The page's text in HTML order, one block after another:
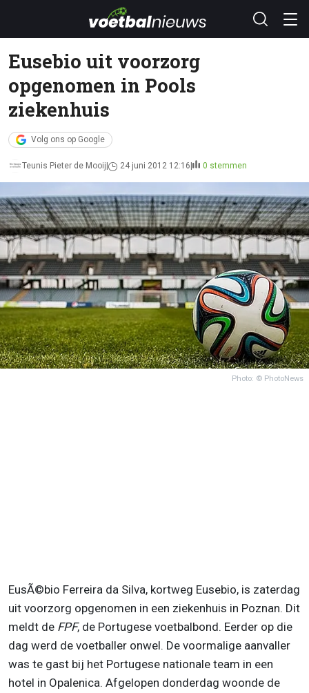
Eusebio uit voorzorg
opgenomen in Pools
ziekenhuis
Volg ons op Google
Teunis Pieter de Mooij 24 juni 2012 12:16 0 stemmen
Photo: © PhotoNews
EusÃ©bio Ferreira da Silva, kortweg Eusebio, is zaterdag
uit voorzorg opgenomen in een ziekenhuis in Poznan. Dit
meldt de FPF, de Portugese voetbalbond. Eerder op die
dag werd de voetballer onwel. De voormalige aanvaller
was te gast bij het Portugese nationale team in een
hotel in Opalenica. Afgelopen donderdag woonde de